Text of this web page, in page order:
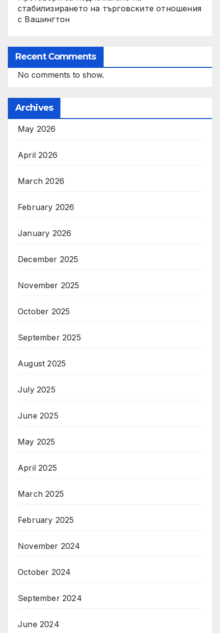
стабилизирането на търговските отношения
с Вашингтон
Recent Comments
No comments to show.
Archives
May 2026
April 2026
March 2026
February 2026
January 2026
December 2025
November 2025
October 2025
September 2025
August 2025
July 2025
June 2025
May 2025
April 2025
March 2025
February 2025
November 2024
October 2024
September 2024
June 2024